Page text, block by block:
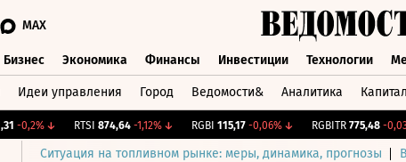
MAX
Бизнес Экономика Финансы Инвестиции Технологии
Идеи управления Город Ведомости& Аналитика Капитал
-0,2%↓ RTSI 874,64 -1,12%↓ RGBI 115,17 -0,06%↓ RGBITR 775,48 -0,03%
Ситуация на топливном рынке: меры, динамика, прогнозы